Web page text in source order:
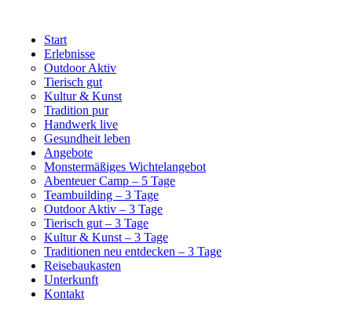
Start
Erlebnisse
Outdoor Aktiv
Tierisch gut
Kultur & Kunst
Tradition pur
Handwerk live
Gesundheit leben
Angebote
Monstermäßiges Wichtelangebot
Abenteuer Camp – 5 Tage
Teambuilding – 3 Tage
Outdoor Aktiv – 3 Tage
Tierisch gut – 3 Tage
Kultur & Kunst – 3 Tage
Traditionen neu entdecken – 3 Tage
Reisebaukasten
Unterkunft
Kontakt